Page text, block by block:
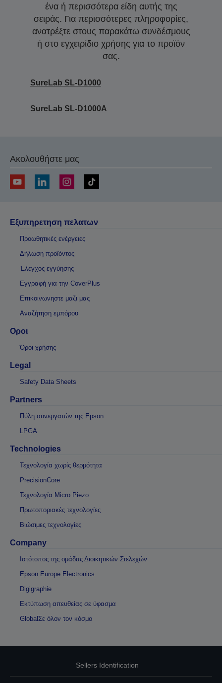
ένα ή περισσότερα είδη αυτής της
σειράς. Για περισσότερες πληροφορίες,
ανατρέξτε στους παρακάτω συνδέσμους
ή στο εγχειρίδιο χρήσης για το προϊόν
σας.
SureLab SL-D1000
SureLab SL-D1000A
Ακολουθήστε μας
Εξυπηρετηση πελατων
Προωθητικές ενέργειες
Δήλωση προϊόντος
Έλεγχος εγγύησης
Εγγραφή για την CoverPlus
Επικοινωνηστε μαζι μας
Αναζήτηση εμπόρου
Οροι
Όροι χρήσης
Legal
Safety Data Sheets
Partners
Πύλη συνεργατών της Epson
LPGA
Technologies
Τεχνολογία χωρίς θερμότητα
PrecisionCore
Τεχνολογία Micro Piezo
Πρωτοποριακές τεχνολογίες
Βιώσιμες τεχνολογίες
Company
Ιστότοπος της ομάδας Διοικητικών Στελεχών
Epson Europe Electronics
Digigraphie
Εκτύπωση απευθείας σε ύφασμα
GlobalΣε όλον τον κόσμο
Sellers Identification